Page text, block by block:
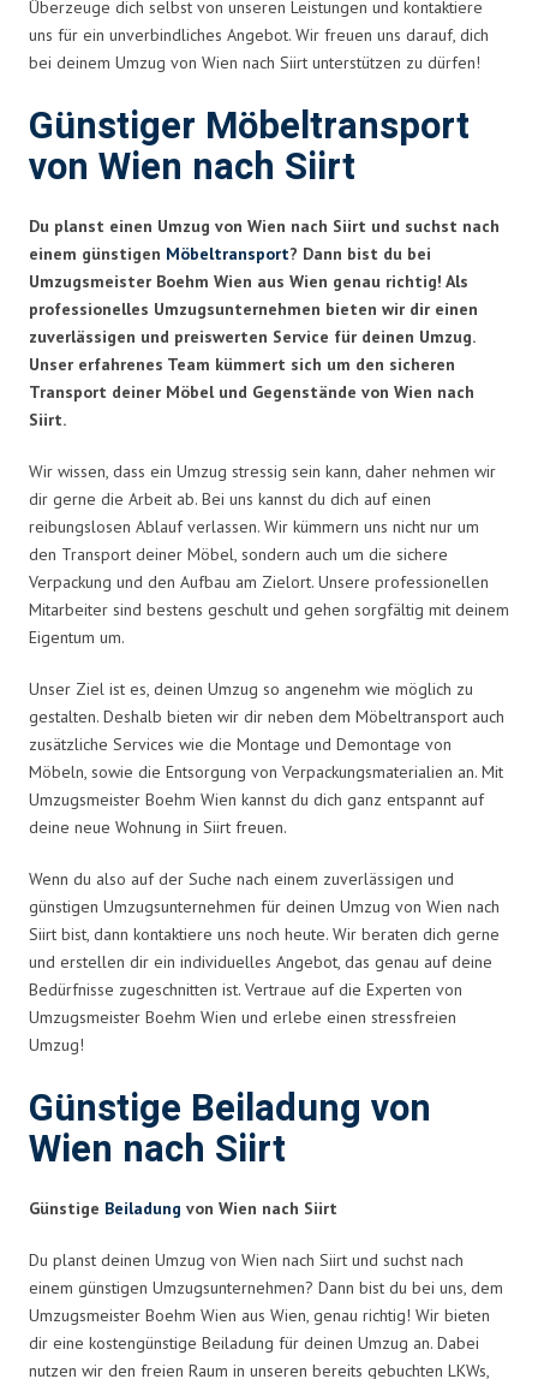
Überzeuge dich selbst von unseren Leistungen und kontaktiere
uns für ein unverbindliches Angebot. Wir freuen uns darauf, dich
bei deinem Umzug von Wien nach Siirt unterstützen zu dürfen!
Günstiger Möbeltransport
von Wien nach Siirt
Du planst einen Umzug von Wien nach Siirt und suchst nach
einem günstigen Möbeltransport? Dann bist du bei
Umzugsmeister Boehm Wien aus Wien genau richtig! Als
professionelles Umzugsunternehmen bieten wir dir einen
zuverlässigen und preiswerten Service für deinen Umzug.
Unser erfahrenes Team kümmert sich um den sicheren
Transport deiner Möbel und Gegenstände von Wien nach
Siirt.
Wir wissen, dass ein Umzug stressig sein kann, daher nehmen wir
dir gerne die Arbeit ab. Bei uns kannst du dich auf einen
reibungslosen Ablauf verlassen. Wir kümmern uns nicht nur um
den Transport deiner Möbel, sondern auch um die sichere
Verpackung und den Aufbau am Zielort. Unsere professionellen
Mitarbeiter sind bestens geschult und gehen sorgfältig mit deinem
Eigentum um.
Unser Ziel ist es, deinen Umzug so angenehm wie möglich zu
gestalten. Deshalb bieten wir dir neben dem Möbeltransport auch
zusätzliche Services wie die Montage und Demontage von
Möbeln, sowie die Entsorgung von Verpackungsmaterialien an. Mit
Umzugsmeister Boehm Wien kannst du dich ganz entspannt auf
deine neue Wohnung in Siirt freuen.
Wenn du also auf der Suche nach einem zuverlässigen und
günstigen Umzugsunternehmen für deinen Umzug von Wien nach
Siirt bist, dann kontaktiere uns noch heute. Wir beraten dich gerne
und erstellen dir ein individuelles Angebot, das genau auf deine
Bedürfnisse zugeschnitten ist. Vertraue auf die Experten von
Umzugsmeister Boehm Wien und erlebe einen stressfreien
Umzug!
Günstige Beiladung von
Wien nach Siirt
Günstige Beiladung von Wien nach Siirt
Du planst deinen Umzug von Wien nach Siirt und suchst nach
einem günstigen Umzugsunternehmen? Dann bist du bei uns, dem
Umzugsmeister Boehm Wien aus Wien, genau richtig! Wir bieten
dir eine kostengünstige Beiladung für deinen Umzug an. Dabei
nutzen wir den freien Raum in unseren bereits gebuchten LKWs,